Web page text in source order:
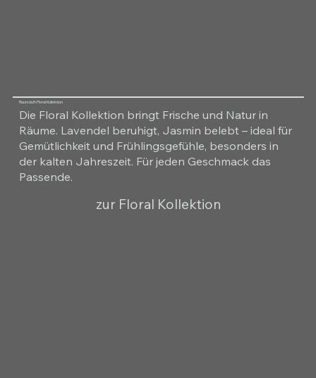
Raumduft Floral Kollektion
Die Floral Kollektion bringt Frische und Natur in
Räume. Lavendel beruhigt, Jasmin belebt – ideal für
Gemütlichkeit und Frühlingsgefühle, besonders in
der kalten Jahreszeit. Für jeden Geschmack das
Passende.
zur Floral Kollektion